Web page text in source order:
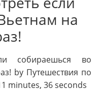
на
собираешься во
by Путешествия по
minutes, 36 seconds